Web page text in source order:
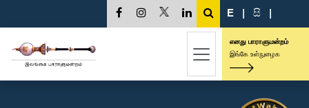
E | සි |
எனது பாராளுமன்றம்
இங்கே உள்நுழைக